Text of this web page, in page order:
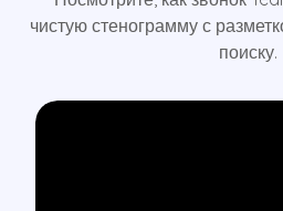
чистую стенограмму с
поиску.